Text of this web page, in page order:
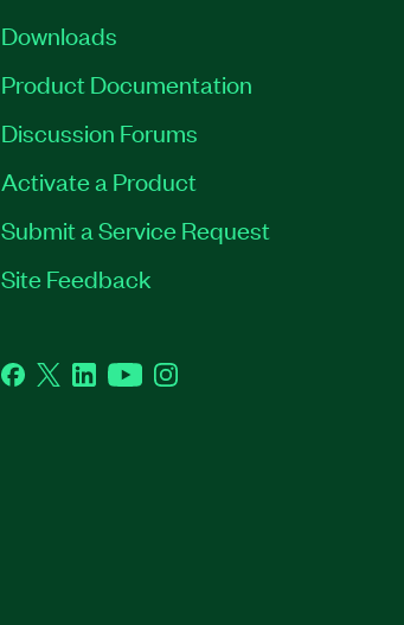
Downloads
Product Documentation
Discussion Forums
Activate a Product
Submit a Service Request
Site Feedback
Facebook
TwitterLinkedInYouTubeInstagram